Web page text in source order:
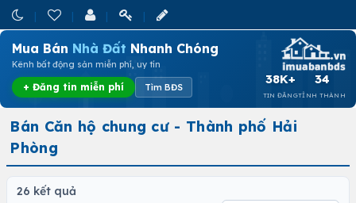
Mua Bán Nhà Đất Nhanh Chóng
Kênh bất động sản miễn phí, uy tín
+ Đăng tin miễn phí Tìm BĐS
38K+
TIN ĐĂNG
34
TỈNH THÀNH
Bán Căn hộ chung cư - Thành phố Hải
Phòng
26 kết quả